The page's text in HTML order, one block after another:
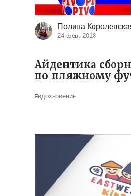
Полина
24 фев. 2018
Айдентика
по пляжному
#вдохновение